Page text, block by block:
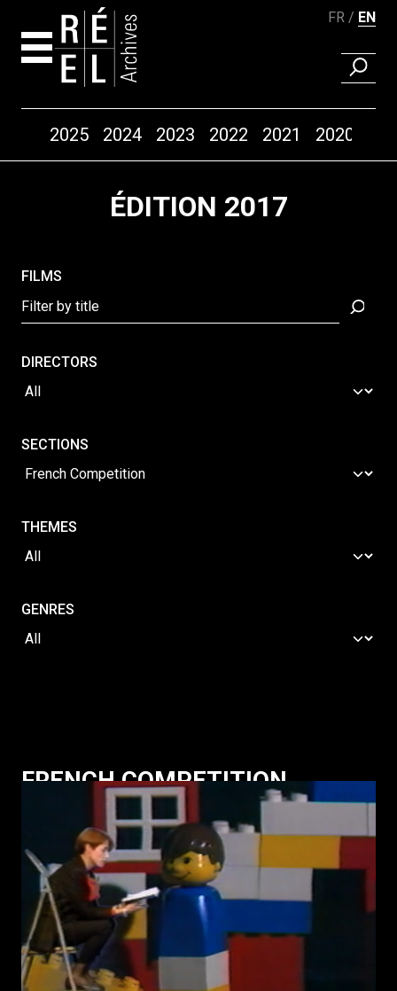
FR EN
FIND A
Years2025 2024 2023 2022 2021 2020
ÉDITION 2017
FILMS
DIRECTORS
SECTIONS
THEMES
GENRES
FRENCH COMPETITION